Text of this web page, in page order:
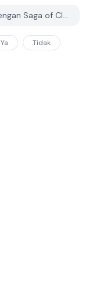
Bagaimana cara melaporkan masalah dengan Saga of Clans di PGYER APK HUB?
Ya Tidak